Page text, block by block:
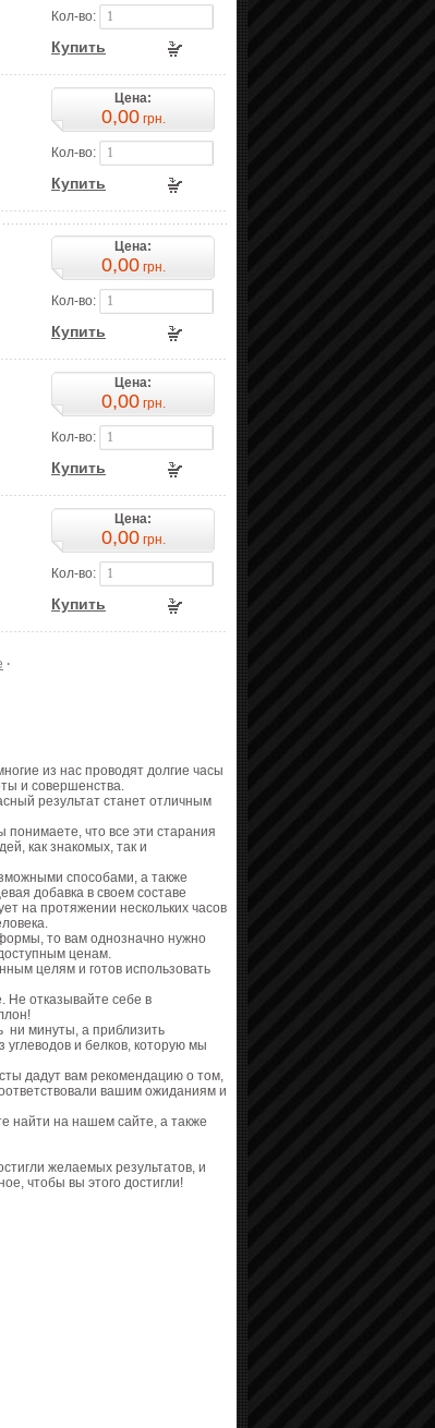
Кол-во:
Купить
Цена:
0,00грн.
Кол-во:
Купить
Цена:
0,00грн.
Кол-во:
Купить
Цена:
0,00грн.
Кол-во:
Купить
Цена:
0,00грн.
Кол-во:
Купить
·
из нас проводят долгие часы
и совершенства.
результат станет отличным
что все эти старания
как знакомых, так и
способами, а также
добавка в своем составе
на протяжении нескольких часов
то вам однозначно нужно
ценам.
целям и готов использовать
Не отказывайте себе в
ни минуты, а приблизить
и белков, которую мы
дадут вам рекомендацию о том,
вашим ожиданиям и
найти на нашем сайте, а также
желаемых результатов, и
чтобы вы этого достигли!